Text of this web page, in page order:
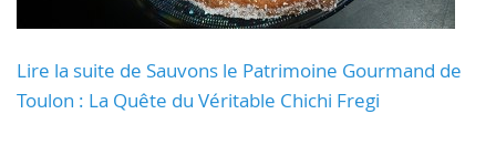
Lire la suite de Sauvons le Patrimoine Gourmand de
Toulon : La Quête du Véritable Chichi Fregi